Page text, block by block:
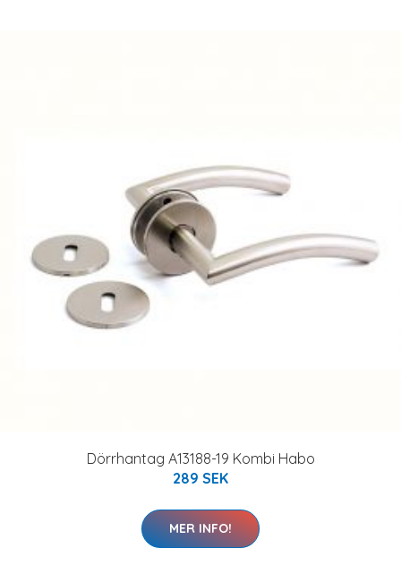
Dörrhantag A13188-19 Kombi Habo
289 SEK
MER INFO!